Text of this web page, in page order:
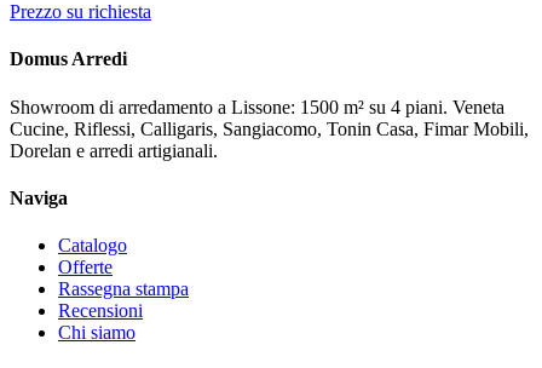
Prezzo su richiesta
Domus Arredi
Showroom di arredamento a Lissone: 1500 m² su 4 piani. Veneta
Cucine, Riflessi, Calligaris, Sangiacomo, Tonin Casa, Fimar Mobili,
Dorelan e arredi artigianali.
Naviga
Catalogo
Offerte
Rassegna stampa
Recensioni
Chi siamo